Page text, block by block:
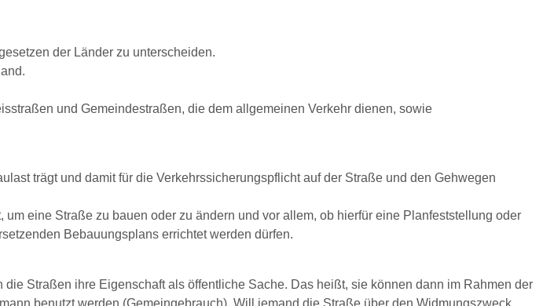
der Länder zu unterscheiden.
und Gemeindestraßen, die dem allgemeinen Verkehr dienen, sowie
trägt und damit für die Verkehrssicherungspflicht auf der Straße und den Gehwegen
eine Straße zu bauen oder zu ändern und vor allem, ob hierfür eine Planfeststellung oder
Bebauungsplans errichtet werden dürfen.
Straßen ihre Eigenschaft als öffentliche Sache. Das heißt, sie können dann im Rahmen der
benutzt werden (Gemeingebrauch). Will jemand die Straße über den Widmungszweck